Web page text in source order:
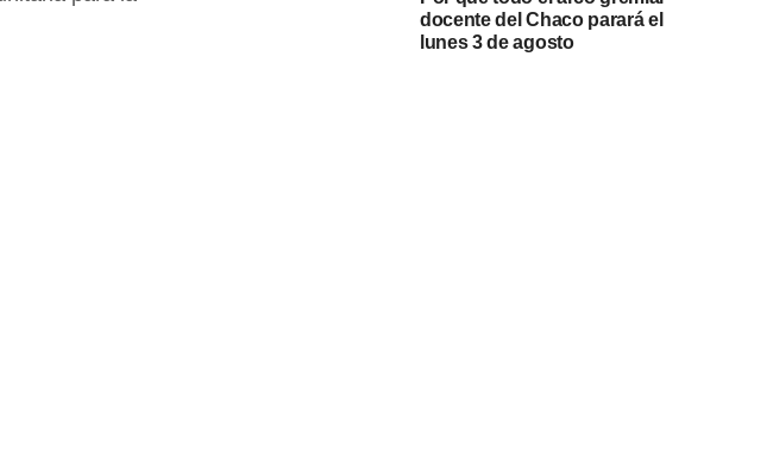
docente del Chaco parará el
lunes 3 de agosto